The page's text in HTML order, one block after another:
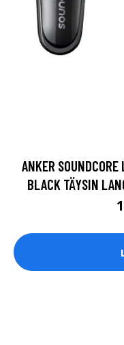
ANKER
BLACK TÄYSIN